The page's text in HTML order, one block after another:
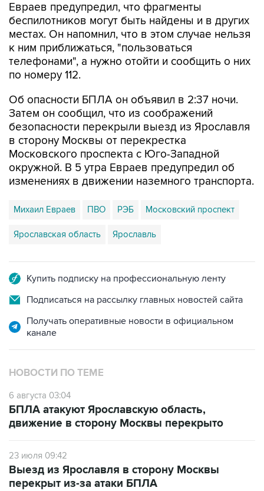
Евраев предупредил, что фрагменты
беспилотников могут быть найдены и в других
местах. Он напомнил, что в этом случае нельзя
к ним приближаться, "пользоваться
телефонами", а нужно отойти и сообщить о них
по номеру 112.
Об опасности БПЛА он объявил в 2:37 ночи.
Затем он сообщил, что из соображений
безопасности перекрыли выезд из Ярославля
в сторону Москвы от перекрестка
Московского проспекта с Юго-Западной
окружной. В 5 утра Евраев предупредил об
изменениях в движении наземного транспорта.
Михаил Евраев ПВО РЭБ Московский проспект
Ярославская область Ярославль
Купить подписку на профессиональную ленту
Подписаться на рассылку главных новостей сайта
Получать оперативные новости в официальном
канале
НОВОСТИ ПО ТЕМЕ
6 августа 03:04
БПЛА атакуют Ярославскую область,
движение в сторону Москвы перекрыто
23 июля 09:42
Выезд из Ярославля в сторону Москвы
перекрыт из-за атаки БПЛА